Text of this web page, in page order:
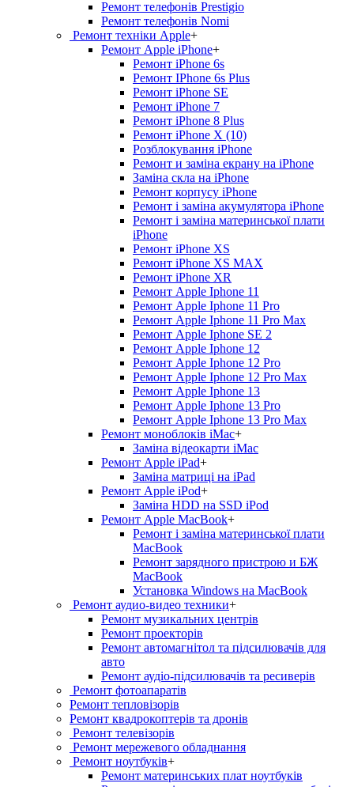
Ремонт телефонів Prestigio
Ремонт телефонів Nomi
Ремонт техніки Apple+
Ремонт Apple iPhone+
Ремонт iPhone 6s
Ремонт IPhone 6s Plus
Ремонт iPhone SE
Ремонт iPhone 7
Ремонт iPhone 8 Plus
Ремонт iPhone X (10)
Розблокування iPhone
Ремонт и заміна екрану на iPhone
Заміна скла на iPhone
Ремонт корпусу iPhone
Ремонт і заміна акумулятора iPhone
Ремонт і заміна материнської плати
iPhone
Ремонт iPhone XS
Ремонт iPhone XS MAX
Ремонт iPhone XR
Ремонт Apple Iphone 11
Ремонт Apple Iphone 11 Pro
Ремонт Apple Iphone 11 Pro Max
Ремонт Apple Iphone SE 2
Ремонт Apple Iphone 12
Ремонт Apple Iphone 12 Pro
Ремонт Apple Iphone 12 Pro Max
Ремонт Apple Iphone 13
Ремонт Apple Iphone 13 Pro
Ремонт Apple Iphone 13 Pro Max
Ремонт моноблоків iMac+
Заміна відеокарти iMac
Ремонт Apple iPad+
Заміна матриці на iPad
Ремонт Apple iPod+
Заміна HDD на SSD iPod
Ремонт Apple MacBook+
Ремонт і заміна материнської плати
MacBook
Ремонт зарядного пристрою и БЖ
MacBook
Установка Windows на MacBook
Ремонт аудио-видео техники+
Ремонт музикальних центрів
Ремонт проекторів
Ремонт автомагнітол та підсилювачів для
авто
Ремонт аудіо-підсилювачів та ресиверів
Ремонт фотоапаратів
Ремонт тепловізорів
Ремонт квадрокоптерів та дронів
Ремонт телевізорів
Ремонт мережевого обладнання
Ремонт ноутбуків+
Ремонт материнських плат ноутбуків